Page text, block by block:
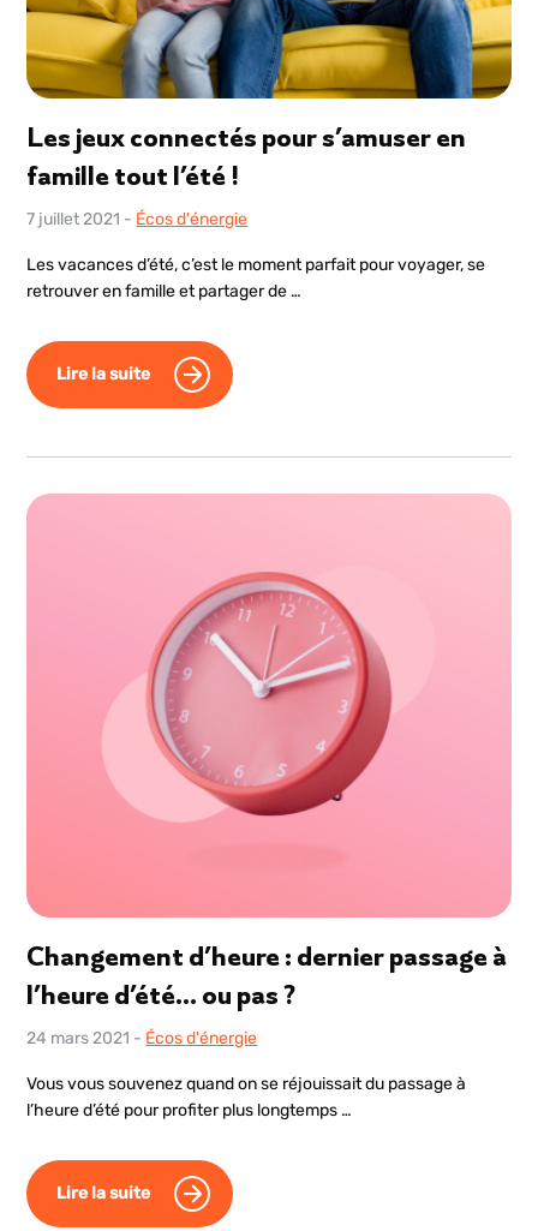
Les jeux connectés pour s’amuser en
famille tout l’été !
7 juillet 2021 - Écos d'énergie
Les vacances d’été, c’est le moment parfait pour voyager, se
retrouver en famille et partager de …
Lire la suite
Changement d’heure : dernier passage à
l’heure d’été… ou pas ?
24 mars 2021 - Écos d'énergie
Vous vous souvenez quand on se réjouissait du passage à
l’heure d’été pour profiter plus longtemps …
Lire la suite